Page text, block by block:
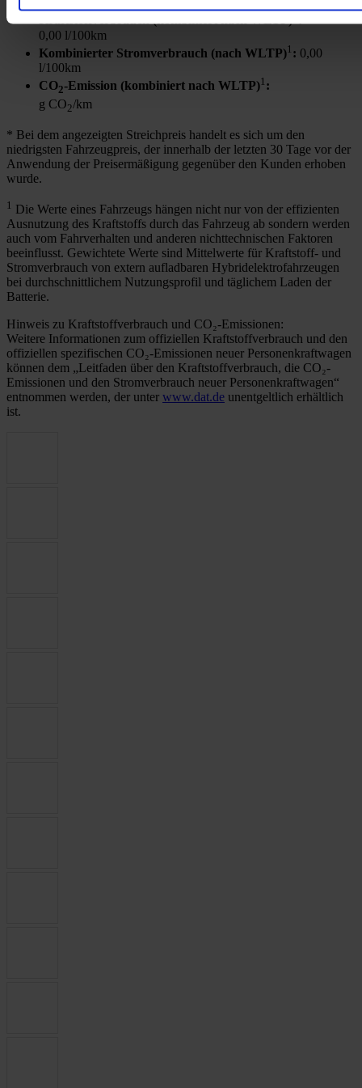
Kraftstoffverbrauch (kombiniert nach WLTP) :
0,00 l/100km
Kombinierter Stromverbrauch (nach WLTP)1 : 0,00
l/100km
CO2-Emission (kombiniert nach WLTP)1 :
g CO2/km
* Bei dem angezeigten Streichpreis handelt es sich um den
niedrigsten Fahrzeugpreis, der innerhalb der letzten 30 Tage vor der
Anwendung der Preisermäßigung gegenüber den Kunden erhoben
wurde.
1 Die Werte eines Fahrzeugs hängen nicht nur von der effizienten
Ausnutzung des Kraftstoffs durch das Fahrzeug ab sondern werden
auch vom Fahrverhalten und anderen nichttechnischen Faktoren
beeinflusst. Gewichtete Werte sind Mittelwerte für Kraftstoff- und
Stromverbrauch von extern aufladbaren Hybridelektrofahrzeugen
bei durchschnittlichem Nutzungsprofil und täglichem Laden der
Batterie.
Hinweis zu Kraftstoffverbrauch und CO₂-Emissionen:
Weitere Informationen zum offiziellen Kraftstoffverbrauch und den
offiziellen spezifischen CO₂-Emissionen neuer Personenkraftwagen
können dem „Leitfaden über den Kraftstoffverbrauch, die CO₂-
Emissionen und den Stromverbrauch neuer Personenkraftwagen“
entnommen werden, der unter www.dat.de unentgeltlich erhältlich
ist.